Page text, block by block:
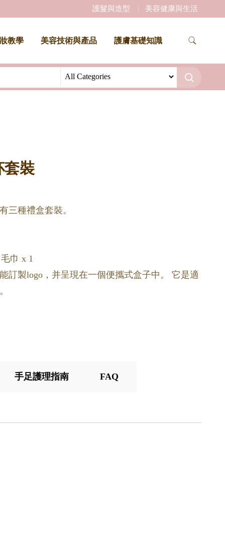
護髮與造型 美容健康與生活
教學 美容技術與產品 護膚基礎知識
套裝
三種禮盒套裝。
巾 x 1
訂製logo，并呈現在一個便攜式盒子中。 它是適
手足護理指南 FAQ